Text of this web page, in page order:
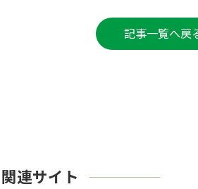
記事一覧へ戻
関連サイト